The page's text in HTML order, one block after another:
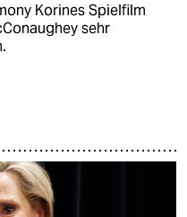
Korines Spielfilm
sehr